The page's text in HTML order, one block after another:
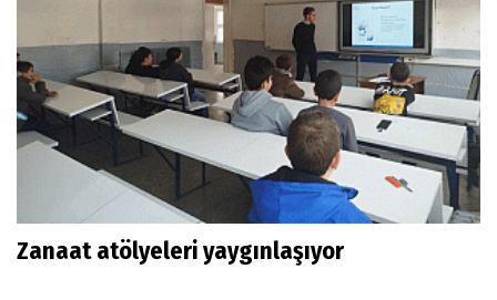
Zanaat atölyeleri yaygınlaşıyor